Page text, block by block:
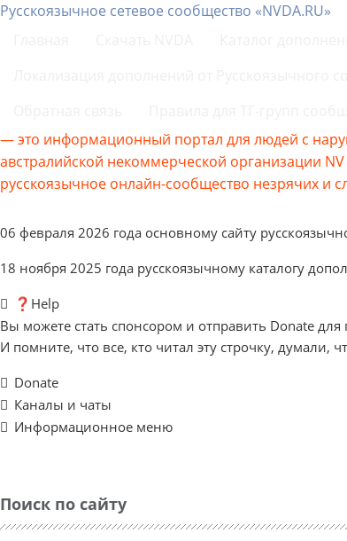
Русскоязычное сетевое сообщество «NVDA.RU»
— это информационный портал для людей с
австралийской некоммерческой организации
русскоязычное онлайн-сообщество незрячих и
06 февраля 2026 года основному сайту
18 ноября 2025 года русскоязычному каталогу
❓Help
Вы можете стать спонсором и отправить Donate
И помните, что все, кто читал эту строчку, думали,
Donate
Каналы и чаты
Информационное меню
Поиск по сайту